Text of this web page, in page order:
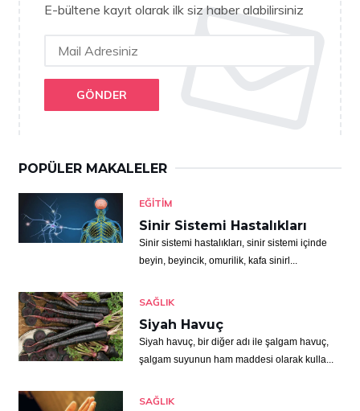
E-bültene kayıt olarak ilk siz haber alabilirsiniz
GÖNDER
POPÜLER MAKALELER
EĞITIM
Sinir Sistemi Hastalıkları
Sinir sistemi hastalıkları, sinir sistemi içinde
beyin, beyincik, omurilik, kafa sinirl...
SAĞLIK
Siyah Havuç
Siyah havuç, bir diğer adı ile şalgam havuç,
şalgam suyunun ham maddesi olarak kulla...
SAĞLIK